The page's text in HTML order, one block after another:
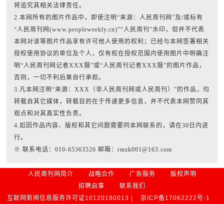
将追究其相关法律责任。
2.本网所有的图片作品中，即使注明“来源：人民周刊网”及/或标有
“人民周刊网(www.peopleweekly.cn)”“人民周刊”水印，但并不代表
本网对该等图片作品享有许可他人使用的权利；已经与本网签署相关
授权使用协议的单位及个人，仅有权在授权范围内使用图片中明确注
明“人民周刊网记者XXX摄”或“人民周刊记者XXX摄”的图片作品，
否则，一切不利后果自行承担。
3.凡本网注明“来源：XXX（非人民周刊网或人民周刊）”的作品，均
转载自其它媒体，转载目的在于传递更多信息，并不代表本网赞同其
观点和对其真实性负责。
4.如因作品内容、版权和其它问题需要同本网联系的，请在30日内进
行。
※ 联系电话：010-65363526 邮箱：rmzk001@163.com
人民周刊网简介 战略合作 广告服务
版权声明
招聘启事
联系我们
互联网新闻信息服务许可证10120180013 |
京ICP备17062222号-1